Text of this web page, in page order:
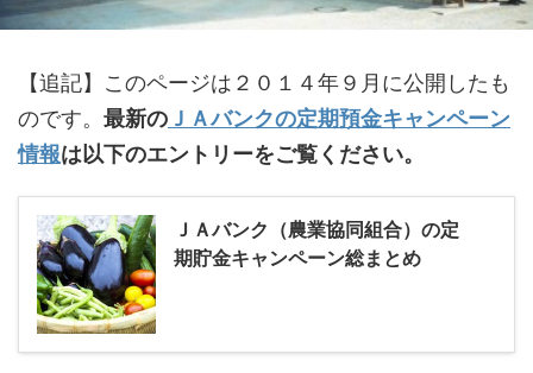
【追記】このページは２０１４年９月に公開したも
のです。 最新の ＪＡバンクの定期預金キャンペーン
情報は以下のエントリーをご覧ください。
ＪＡバンク（農業協同組合）の定
期貯金キャンペーン総まとめ